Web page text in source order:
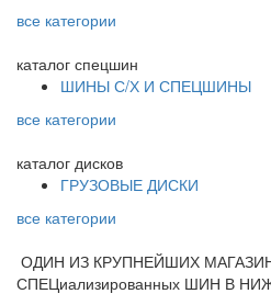
все категории
каталог спецшин
ШИНЫ С/Х И СПЕЦШИНЫ
все категории
каталог дисков
ГРУЗОВЫЕ ДИСКИ
все категории
ОДИН ИЗ КРУПНЕЙШИХ
СПЕЦиализированных ШИН В